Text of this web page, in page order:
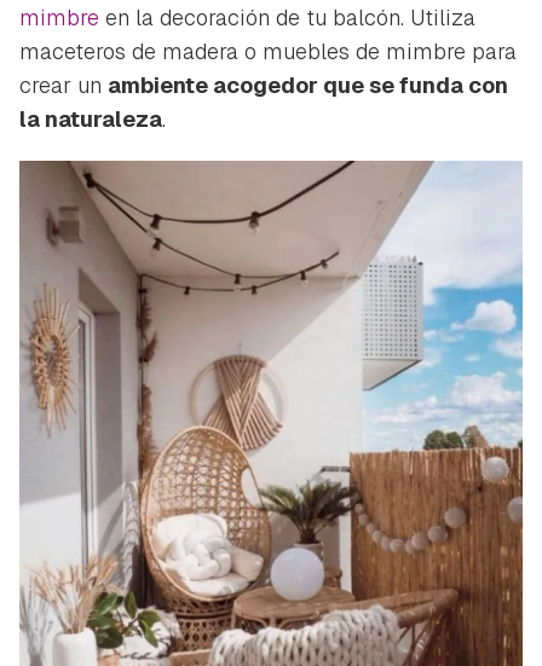
mimbre en la decoración de tu balcón. Utiliza
maceteros de madera o muebles de mimbre para
crear un ambiente acogedor que se funda con
la naturaleza.